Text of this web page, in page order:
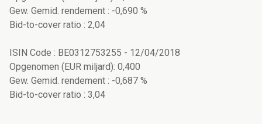
Gew. Gemid. rendement : -0,690 %
Bid-to-cover ratio : 2,04
ISIN Code : BE0312753255 - 12/04/2018
Opgenomen (EUR miljard): 0,400
Gew. Gemid. rendement : -0,687 %
Bid-to-cover ratio : 3,04